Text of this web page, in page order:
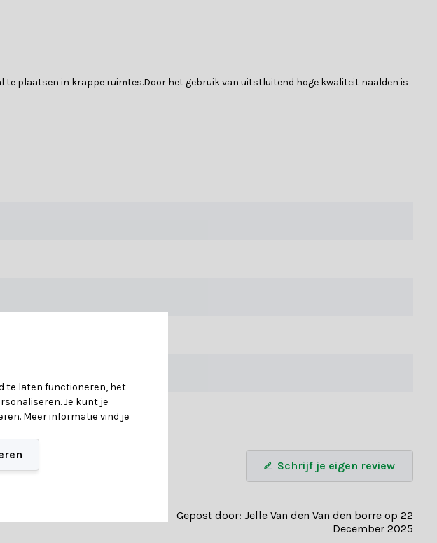
te plaatsen in krappe ruimtes.Door het gebruik van uitstluitend hoge kwaliteit naalden is
Schrijf je eigen review
Gepost door: Jelle Van den Van den borre op 22
December 2025
te laten functioneren, het
Je kunt je
Meer informatie vind je